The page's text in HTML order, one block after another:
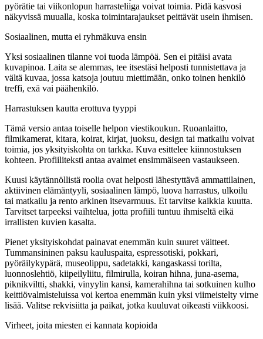
pyörätie tai viikonlopun harrasteliiga voivat toimia. Pidä kasvosi
näkyvissä muualla, koska toimintarajaukset peittävät usein ihmisen.
Sosiaalinen, mutta ei ryhmäkuva ensin
Yksi sosiaalinen tilanne voi tuoda lämpöä. Sen ei pitäisi avata
kuvapinoa. Laita se alemmas, tee itsestäsi helposti tunnistettava ja
vältä kuvaa, jossa katsoja joutuu miettimään, onko toinen henkilö
treffi, exä vai päähenkilö.
Harrastuksen kautta erottuva tyyppi
Tämä versio antaa toiselle helpon viestikoukun. Ruoanlaitto,
filmikamerat, kitara, koirat, kirjat, juoksu, design tai matkailu voivat
toimia, jos yksityiskohta on tarkka. Kuva esittelee kiinnostuksen
kohteen. Profiiliteksti antaa avaimet ensimmäiseen vastaukseen.
Kuusi käytännöllistä roolia ovat helposti lähestyttävä ammattilainen,
aktiivinen elämäntyyli, sosiaalinen lämpö, luova harrastus, ulkoilu
tai matkailu ja rento arkinen itsevarmuus. Et tarvitse kaikkia kuutta.
Tarvitset tarpeeksi vaihtelua, jotta profiili tuntuu ihmiseltä eikä
irrallisten kuvien kasalta.
Pienet yksityiskohdat painavat enemmän kuin suuret väitteet.
Tummansininen paksu kauluspaita, espressotiski, pokkari,
pyöräilykypärä, museolippu, sadetakki, kangaskassi torilta,
luonnoslehtiö, kiipeilyliitu, filmirulla, koiran hihna, juna-asema,
piknikviltti, shakki, vinyylin kansi, kamerahihna tai sotkuinen kulho
keittiövalmisteluissa voi kertoa enemmän kuin yksi viimeistelty virne
lisää. Valitse rekvisiitta ja paikat, jotka kuuluvat oikeasti viikkoosi.
Virheet, joita miesten ei kannata kopioida